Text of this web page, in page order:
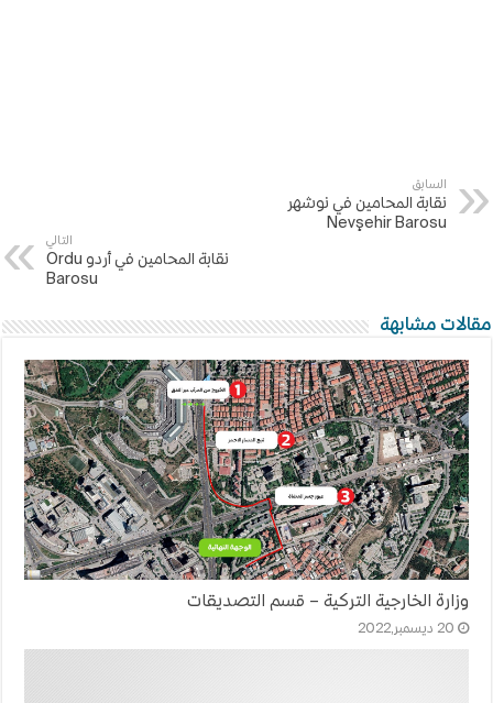
السابق
نقابة المحامين في نوشهر
Nevşehir Barosu
التالي
نقابة المحامين في أردو Ordu
Barosu
مقالات مشابهة
وزارة الخارجية التركية – قسم التصديقات
20 ديسمبر,2022